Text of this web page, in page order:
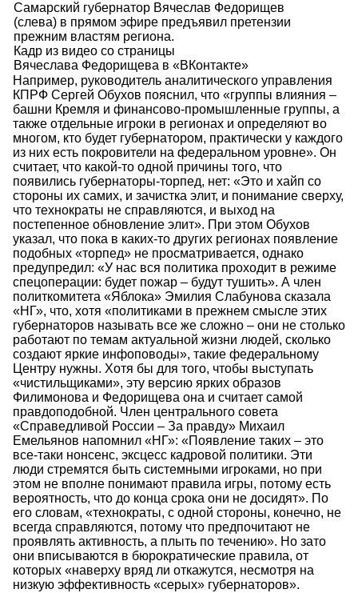
Самарский губернатор Вячеслав Федорищев
(слева) в прямом эфире предъявил претензии
прежним властям региона.
Кадр из видео со страницы
Вячеслава Федорищева в «ВКонтакте»
Например, руководитель аналитического управления
КПРФ Сергей Обухов пояснил, что «группы влияния –
башни Кремля и финансово-промышленные группы, а
также отдельные игроки в регионах и определяют во
многом, кто будет губернатором, практически у каждого
из них есть покровители на федеральном уровне». Он
считает, что какой-то одной причины того, что
появились губернаторы-торпед, нет: «Это и хайп со
стороны их самих, и зачистка элит, и понимание сверху,
что технократы не справляются, и выход на
постепенное обновление элит». При этом Обухов
указал, что пока в каких-то других регионах появление
подобных «торпед» не просматривается, однако
предупредил: «У нас вся политика проходит в режиме
спецоперации: будет пожар – будут тушить». А член
политкомитета «Яблока» Эмилия Слабунова сказала
«НГ», что, хотя «политиками в прежнем смысле этих
губернаторов называть все же сложно – они не столько
работают по темам актуальной жизни людей, сколько
создают яркие инфоповоды», такие федеральному
Центру нужны. Хотя бы для того, чтобы выступать
«чистильщиками», эту версию ярких образов
Филимонова и Федорищева она и считает самой
правдоподобной. Член центрального совета
«Справедливой России – За правду» Михаил
Емельянов напомнил «НГ»: «Появление таких – это
все-таки нонсенс, эксцесс кадровой политики. Эти
люди стремятся быть системными игроками, но при
этом не вполне понимают правила игры, потому есть
вероятность, что до конца срока они не досидят». По
его словам, «технократы, с одной стороны, конечно, не
всегда справляются, потому что предпочитают не
проявлять активность, а плыть по течению». Но зато
они вписываются в бюрократические правила, от
которых «наверху вряд ли откажутся, несмотря на
низкую эффективность «серых» губернаторов».